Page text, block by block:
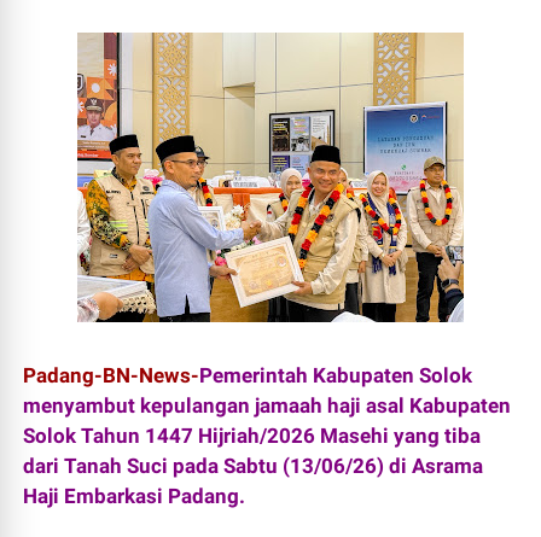
Padang-BN-News-Pemerintah Kabupaten Solok
menyambut kepulangan jamaah haji asal Kabupaten
Solok Tahun 1447 Hijriah/2026 Masehi yang tiba
dari Tanah Suci pada Sabtu (13/06/26) di Asrama
Haji Embarkasi Padang.